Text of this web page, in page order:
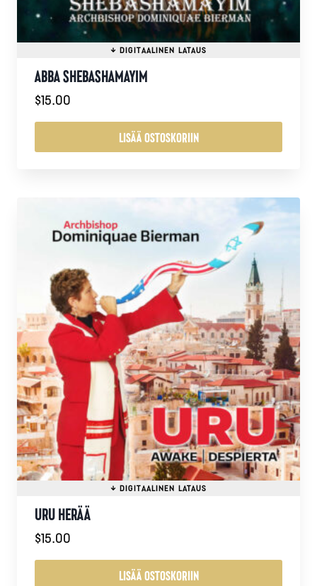
ABBA SHEBASHAMAYIM
$15.00
LISÄÄ OSTOSKORIIN
URU HERÄÄ
$15.00
LISÄÄ OSTOSKORIIN